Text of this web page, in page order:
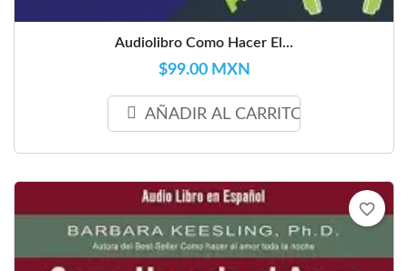
Audiolibro Como Hacer El...
$99.00 MXN
AÑADIR AL CARRITO
favorite_border